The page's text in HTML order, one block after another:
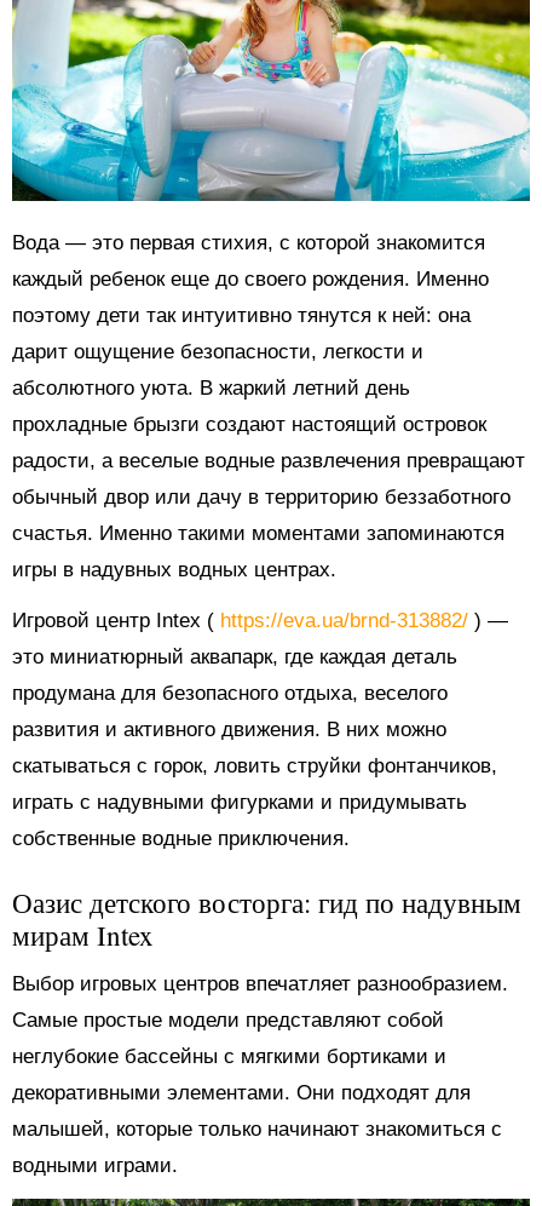
Вода — это первая стихия, с которой знакомится
каждый ребенок еще до своего рождения. Именно
поэтому дети так интуитивно тянутся к ней: она
дарит ощущение безопасности, легкости и
абсолютного уюта. В жаркий летний день
прохладные брызги создают настоящий островок
радости, а веселые водные развлечения превращают
обычный двор или дачу в территорию беззаботного
счастья. Именно такими моментами запоминаются
игры в надувных водных центрах.
Игровой центр Intex ( https://eva.ua/brnd-313882/ ) —
это миниатюрный аквапарк, где каждая деталь
продумана для безопасного отдыха, веселого
развития и активного движения. В них можно
скатываться с горок, ловить струйки фонтанчиков,
играть с надувными фигурками и придумывать
собственные водные приключения.
Оазис детского восторга: гид по надувным
мирам Intex
Выбор игровых центров впечатляет разнообразием.
Самые простые модели представляют собой
неглубокие бассейны с мягкими бортиками и
декоративными элементами. Они подходят для
малышей, которые только начинают знакомиться с
водными играми.